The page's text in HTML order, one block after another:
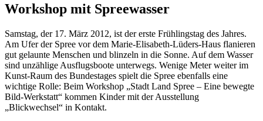
Workshop mit Spreewasser
Samstag, der 17. März 2012, ist der erste Frühlingstag des Jahres.
Am Ufer der Spree vor dem Marie-Elisabeth-Lüders-Haus flanieren
gut gelaunte Menschen und blinzeln in die Sonne. Auf dem Wasser
sind unzählige Ausflugsboote unterwegs. Wenige Meter weiter im
Kunst-Raum des Bundestages spielt die Spree ebenfalls eine
wichtige Rolle: Beim Workshop „Stadt Land Spree – Eine bewegte
Bild-Werkstatt“ kommen Kinder mit der Ausstellung
„Blickwechsel“ in Kontakt.